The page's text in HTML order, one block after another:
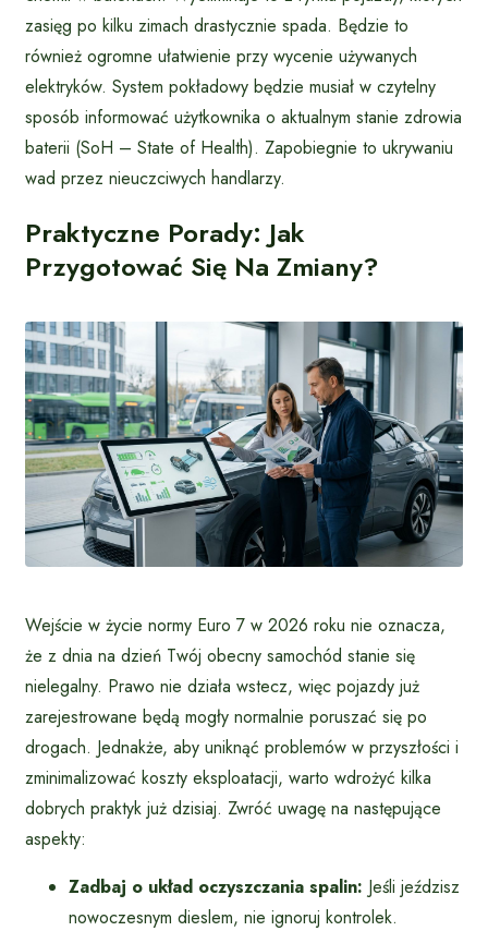
zasięg po kilku zimach drastycznie spada. Będzie to
również ogromne ułatwienie przy wycenie używanych
elektryków. System pokładowy będzie musiał w czytelny
sposób informować użytkownika o aktualnym stanie zdrowia
baterii (SoH – State of Health). Zapobiegnie to ukrywaniu
wad przez nieuczciwych handlarzy.
Praktyczne Porady: Jak
Przygotować Się Na Zmiany?
Wejście w życie normy Euro 7 w 2026 roku nie oznacza,
że z dnia na dzień Twój obecny samochód stanie się
nielegalny. Prawo nie działa wstecz, więc pojazdy już
zarejestrowane będą mogły normalnie poruszać się po
drogach. Jednakże, aby uniknąć problemów w przyszłości i
zminimalizować koszty eksploatacji, warto wdrożyć kilka
dobrych praktyk już dzisiaj. Zwróć uwagę na następujące
aspekty:
Zadbaj o układ oczyszczania spalin: Jeśli jeździsz
nowoczesnym dieslem, nie ignoruj kontrolek.